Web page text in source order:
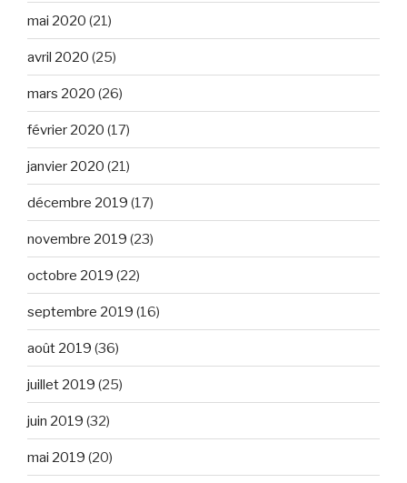
mai 2020 (21)
avril 2020 (25)
mars 2020 (26)
février 2020 (17)
janvier 2020 (21)
décembre 2019 (17)
novembre 2019 (23)
octobre 2019 (22)
septembre 2019 (16)
août 2019 (36)
juillet 2019 (25)
juin 2019 (32)
mai 2019 (20)